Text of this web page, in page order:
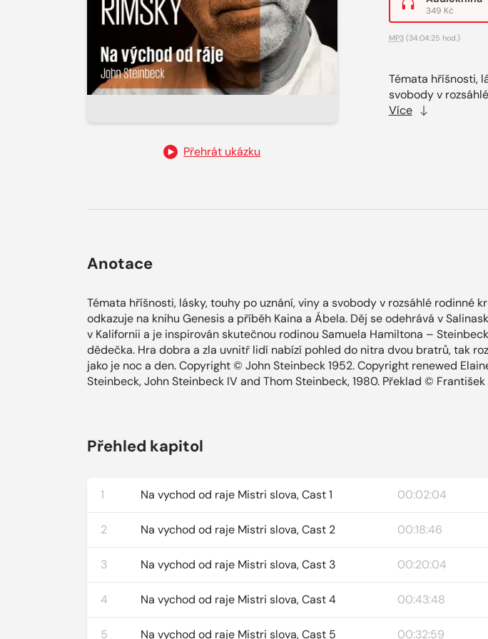
Přehrát ukázku
349 Kč
MP3(34:04:25 hod.)
Témata hříšnosti,
svobody v
Více
Anotace
Témata hříšnosti, lásky, touhy po uznání, viny a svobody v rozsáhlé rodinné
odkazuje na knihu Genesis a příběh Kaina a Ábela. Děj se odehrává v
v Kalifornii a je inspirován skutečnou rodinou Samuela Hamiltona –
dědečka. Hra dobra a zla uvnitř lidí nabízí pohled do nitra dvou bratrů, tak
jako je noc a den. Copyright © John Steinbeck 1952. Copyright renewed
Steinbeck, John Steinbeck IV and Thom Steinbeck, 1980. Překlad ©
Přehled kapitol
1 Na vychod od raje Mistri slova, Cast 1 00:02:04
2 Na vychod od raje Mistri slova, Cast 2 00:18:46
3 Na vychod od raje Mistri slova, Cast 3 00:20:04
4 Na vychod od raje Mistri slova, Cast 4 00:43:48
5 Na vychod od raje Mistri slova, Cast 5 00:32:59